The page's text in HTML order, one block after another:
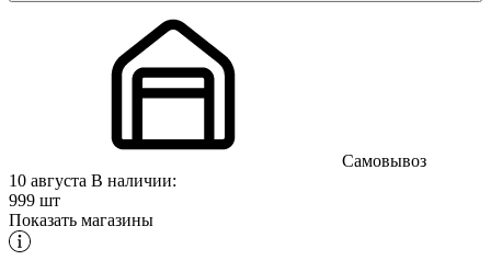
Самовывоз
10 августа В наличии:
999 шт
Показать магазины